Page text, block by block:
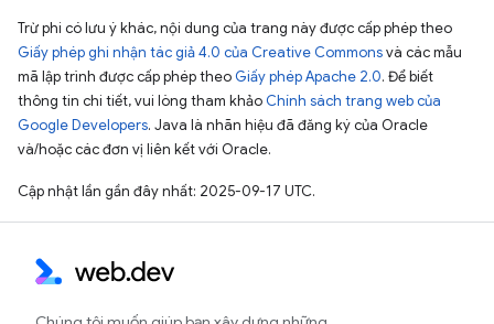
Trừ phi có lưu ý khác, nội dung của trang này được cấp phép theo
Giấy phép ghi nhận tác giả 4.0 của Creative Commonsvà các mẫu
mã lập trình được cấp phép theo Giấy phép Apache 2.0. Để biết
thông tin chi tiết, vui lòng tham khảo Chính sách trang web của
Google Developers. Java là nhãn hiệu đã đăng ký của Oracle
và/hoặc các đơn vị liên kết với Oracle.
Cập nhật lần gần đây nhất: 2025-09-17 UTC.